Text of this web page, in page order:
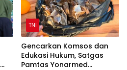
TNI
Gencarkan Komsos dan
Edukasi Hukum, Satgas
Pamtas Yonarmed